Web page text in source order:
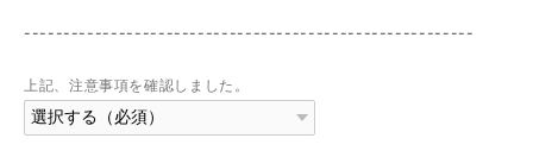
---------------------------------------------------------
上記、注意事項を確認しました。